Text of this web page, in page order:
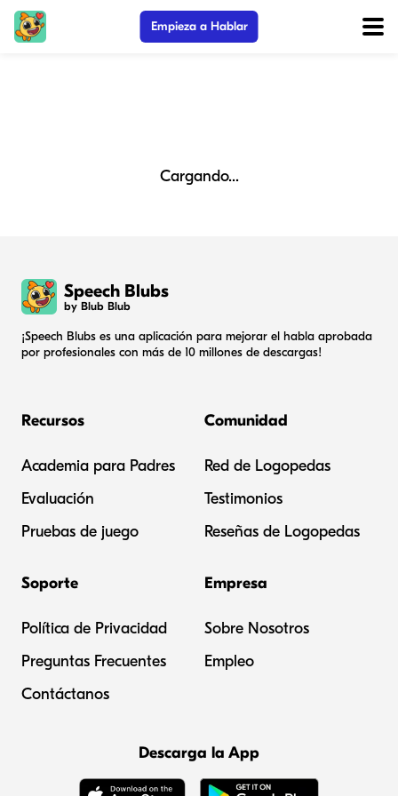
Empieza a Hablar
Cargando...
Speech Blubs
by Blub Blub
¡Speech Blubs es una aplicación para mejorar el habla aprobada
por profesionales con más de 10 millones de descargas!
Recursos
Academia para Padres
Evaluación
Pruebas de juego
Comunidad
Red de Logopedas
Testimonios
Reseñas de Logopedas
Soporte
Política de Privacidad
Preguntas Frecuentes
Contáctanos
Empresa
Sobre Nosotros
Empleo
Descarga la App